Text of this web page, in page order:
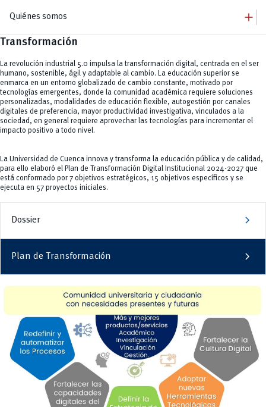
Quiénes somos add
Quiénes somos
remove
Autoridades
Campus
add
Central
Balzay
Paraíso
Yanuncay
Centro Histórico
Huayna Cápac
Grado
remove
Posgrado
remove
Bienestar Universitario
add
Becas
Defensoría estudiantil
Protocolo especial en casos de violencia
Bolsa de Vivienda
Actividad Física y Deporte
remove
Transformación
La revolución industrial 5.0 impulsa la transformación digital, centrada en el ser
humano, sostenible, ágil y adaptable al cambio. La educación superior se
enmarca en un entorno globalizado de cambio constante, motivado por
tecnologías emergentes, donde la comunidad académica requiere soluciones
personalizadas, modalidades de educación flexible, autogestión por canales
digitales de preferencia, mayor productividad investigativa, vinculados a la
sociedad, en general requiere aprovechar las tecnologías para incrementar el
impacto positivo a todo nivel.
La Universidad de Cuenca innova y transforma la educación pública y de calidad,
para ello elaboró el Plan de Transformación Digital Institucional 2024-2027 que
está conformado por 7 objetivos estratégicos, 15 objetivos específicos y se
ejecuta en 57 proyectos iniciales.
Dossier chevron_right
Plan de Transformación chevron_right